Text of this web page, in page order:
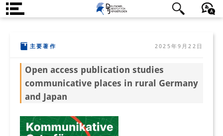
研究所の概要
チーム
執行部
リサーチ・チーム
主要著作 2025年9月22日
Open access publication studies
communicative places in rural Germany
and Japan